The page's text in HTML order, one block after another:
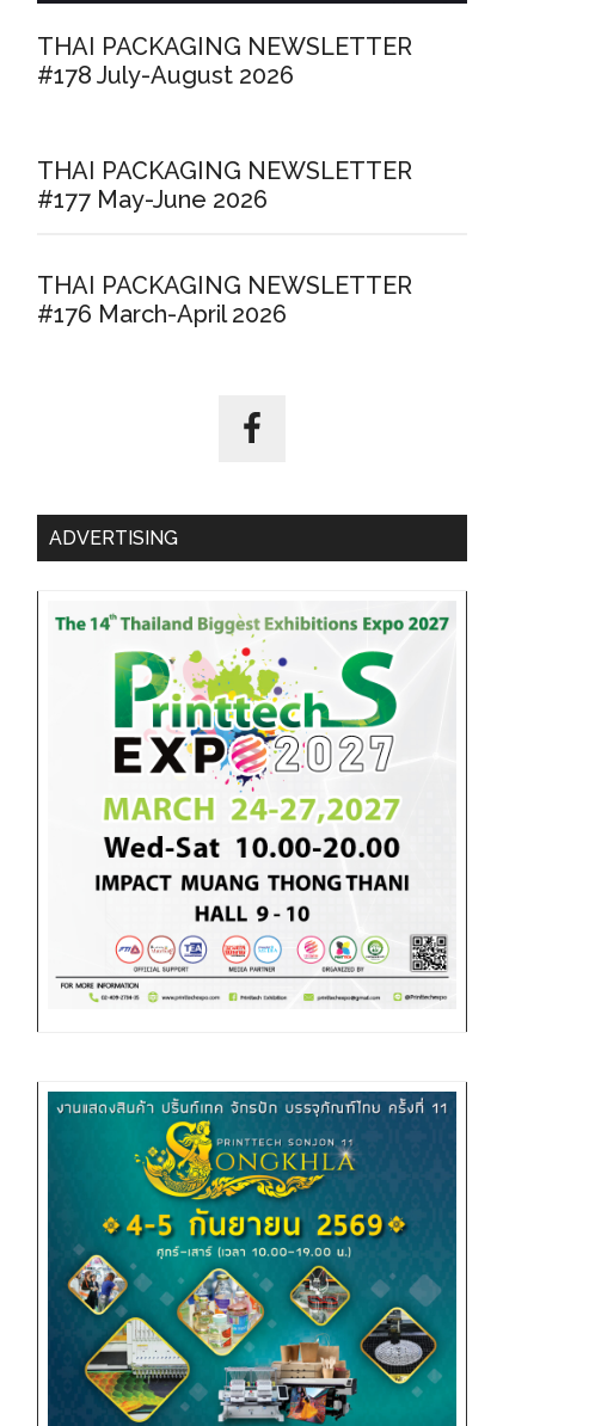
THAI PACKAGING NEWSLETTER
#178 July-August 2026
THAI PACKAGING NEWSLETTER
#177 May-June 2026
THAI PACKAGING NEWSLETTER
#176 March-April 2026
ADVERTISING